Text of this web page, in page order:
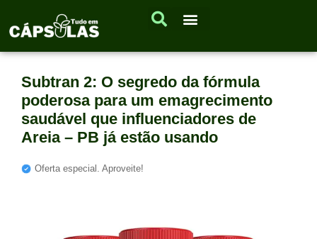
Subtran 2: O segredo da fórmula
poderosa para um emagrecimento
saudável que influenciadores de
Areia – PB já estão usando
Oferta especial. Aproveite!